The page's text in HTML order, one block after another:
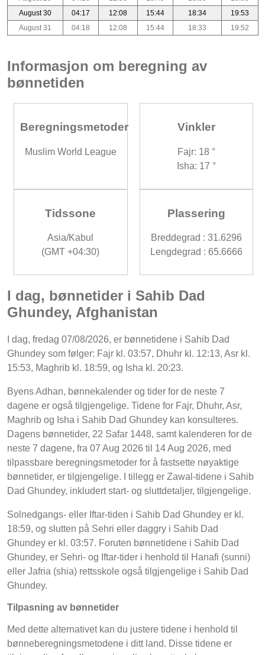
August 30
04:17 12:08 15:44 18:34
19:53
August 31
04:18 12:08 15:44 18:33 19:52
Informasjon om beregning av
bønnetiden
Beregningsmetoder
Muslim World League
Vinkler
Fajr: 18 °
Isha: 17 °
Tidssone
Asia/Kabul
(GMT +04:30)
Plassering
Breddegrad : 31.6296
Lengdegrad : 65.6666
I dag, bønnetider i Sahib Dad
Ghundey, Afghanistan
I dag, fredag 07/08/2026, er bønnetidene i Sahib Dad
Ghundey som følger: Fajr kl. 03:57, Dhuhr kl. 12:13, Asr kl.
15:53, Maghrib kl. 18:59, og Isha kl. 20:23.
Byens Adhan, bønnekalender og tider for de neste 7
dagene er også tilgjengelige. Tidene for Fajr, Dhuhr, Asr,
Maghrib og Isha i Sahib Dad Ghundey kan konsulteres.
Dagens bønnetider, 22 Safar 1448, samt kalenderen for de
neste 7 dagene, fra 07 Aug 2026 til 14 Aug 2026, med
tilpassbare beregningsmetoder for å fastsette nøyaktige
bønnetider, er tilgjengelige. I tillegg er Zawal-tidene i Sahib
Dad Ghundey, inkludert start- og sluttdetaljer, tilgjengelige.
Solnedgangs- eller Iftar-tiden i Sahib Dad Ghundey er kl.
18:59, og slutten på Sehri eller daggry i Sahib Dad
Ghundey er kl. 03:57. Foruten bønnetidene i Sahib Dad
Ghundey, er Sehri- og Iftar-tider i henhold til Hanafi (sunni)
eller Jafria (shia) rettsskole også tilgjengelige i Sahib Dad
Ghundey.
Tilpasning av bønnetider
Med dette alternativet kan du justere tidene i henhold til
bønneberegningsmetodene i ditt land. Disse tidene er